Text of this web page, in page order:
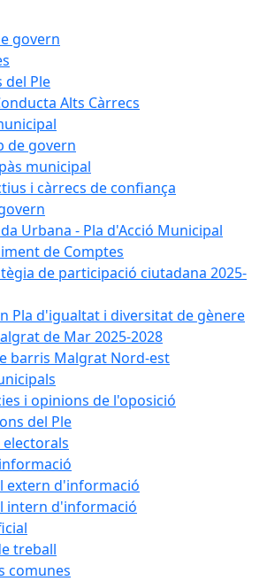
govern
del Ple
Alts Càrrecs
de govern
municipal
i càrrecs de confiança
Urbana - Pla d'Acció Municipal
de Comptes
de participació ciutadana 2025-
Pla d'igualtat i diversitat de gènere
de Mar 2025-2028
barris Malgrat Nord-est
i opinions de l'oposició
del Ple
electorals
extern d'informació
intern d'informació
treball
comunes